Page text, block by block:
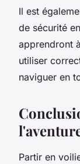
Il est
de sécurité
apprendront
utiliser
naviguer en
Partir en